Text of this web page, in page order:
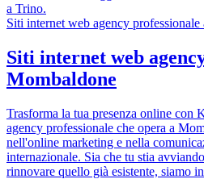
a Trino.
Siti internet web agency professionale
Siti internet web
Mombaldone
Trasforma la tua presenza online con
agency professionale che opera a
nell'online marketing e nella
internazionale. Sia che tu stia
rinnovare quello già esistente, siamo